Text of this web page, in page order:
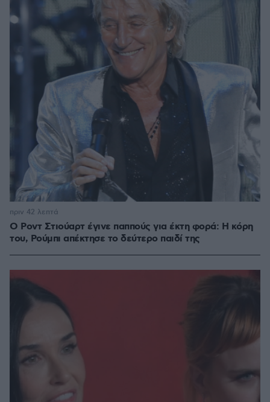
Ο Ροντ Στιούαρτ έγινε παππούς για έκτη φορά: Η κόρη
του, Ρούμπι απέκτησε το δεύτερο παιδί της
πριν 42 λεπτά